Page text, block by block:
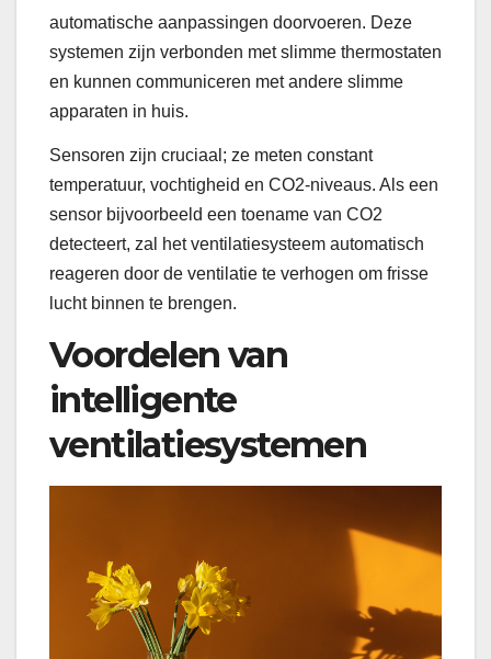
automatische aanpassingen doorvoeren. Deze
systemen zijn verbonden met slimme thermostaten
en kunnen communiceren met andere slimme
apparaten in huis.
Sensoren zijn cruciaal; ze meten constant
temperatuur, vochtigheid en CO2-niveaus. Als een
sensor bijvoorbeeld een toename van CO2
detecteert, zal het ventilatiesysteem automatisch
reageren door de ventilatie te verhogen om frisse
lucht binnen te brengen.
Voordelen van
intelligente
ventilatiesystemen